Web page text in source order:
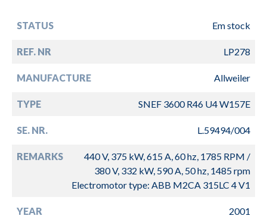
STATUS Em stock
REF. NR LP278
MANUFACTURE Allweiler
TYPE SNEF 3600 R46 U4 W157E
SE. NR. L.59494/004
REMARKS
440 V, 375 kW, 615 A, 60 hz, 1785 RPM /
380 V, 332 kW, 590 A, 50 hz, 1485 rpm
Electromotor type: ABB M2CA 315LC 4 V1
YEAR 2001